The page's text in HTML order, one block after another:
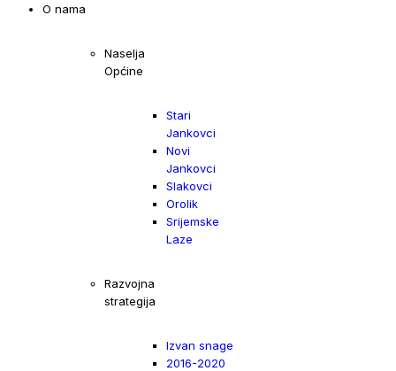
O nama
Naselja
Općine
Stari
Jankovci
Novi
Jankovci
Slakovci
Orolik
Srijemske
Laze
Razvojna
strategija
Izvan snage
2016-2020